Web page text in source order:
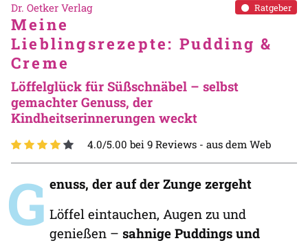
Ratgeber
Dr. Oetker Verlag
Meine
Lieblingsrezepte: Pudding &
Creme
Löffelglück für Süßschnäbel – selbst
gemachter Genuss, der
Kindheitserinnerungen weckt
4.0/5.00 bei 9 Reviews - aus dem Web
G enuss, der auf der Zunge zergeht
Löffel eintauchen, Augen zu und
genießen – sahnige Puddings und